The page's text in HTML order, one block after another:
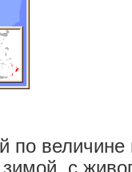
величине
с